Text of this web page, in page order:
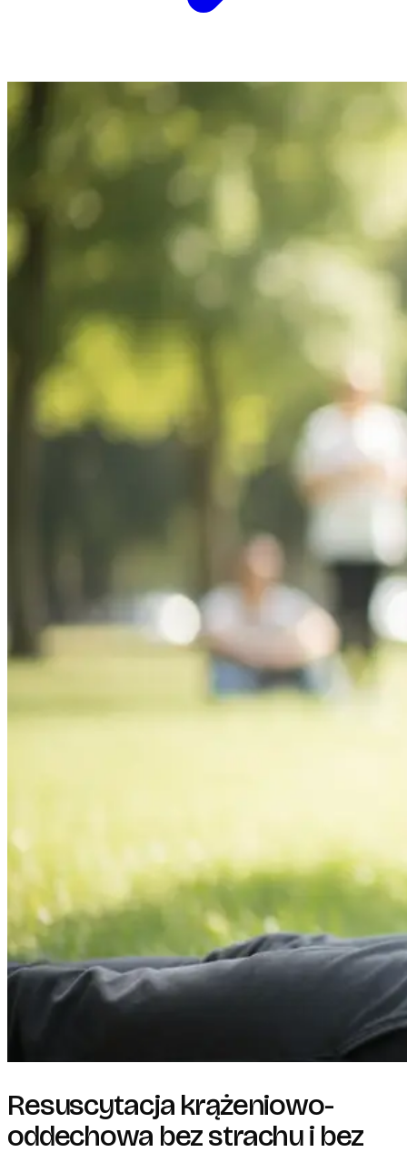
Resuscytacja krążeniowo-
oddechowa bez strachu i bez